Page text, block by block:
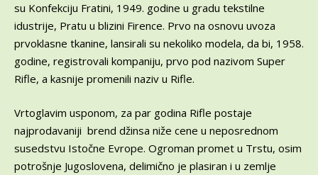
su Konfekciju Fratini, 1949. godine u gradu tekstilne
idustrije, Pratu u blizini Firence. Prvo na osnovu uvoza
prvoklasne tkanine, lansirali su nekoliko modela, da bi, 1958.
godine, registrovali kompaniju, prvo pod nazivom Super
Rifle, a kasnije promenili naziv u Rifle.
Vrtoglavim usponom, za par godina Rifle postaje
najprodavaniji brend džinsa niže cene u neposrednom
susedstvu Istočne Evrope. Ogroman promet u Trstu, osim
potrošnje Jugoslovena, delimično je plasiran i u zemlje